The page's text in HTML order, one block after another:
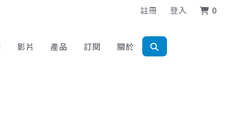
註冊 登入 0
影片 產品 訂閱 關於